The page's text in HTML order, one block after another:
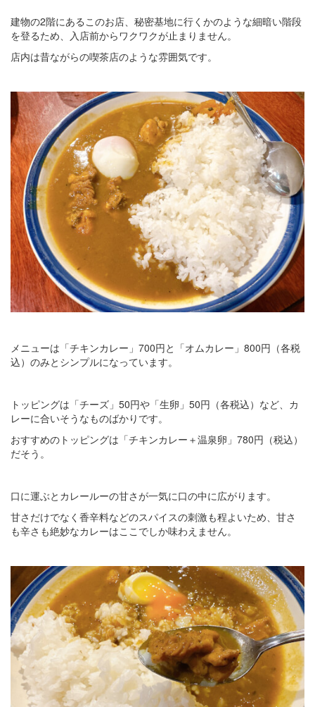
建物の2階にあるこのお店、秘密基地に行くかのような細暗い階段
を登るため、入店前からワクワクが止まりません。
店内は昔ながらの喫茶店のような雰囲気です。
メニューは「チキンカレー」700円と「オムカレー」800円（各税
込）のみとシンプルになっています。
トッピングは「チーズ」50円や「生卵」50円（各税込）など、カ
レーに合いそうなものばかりです。
おすすめのトッピングは「チキンカレー＋温泉卵」780円（税込）
だそう。
口に運ぶとカレールーの甘さが一気に口の中に広がります。
甘さだけでなく香辛料などのスパイスの刺激も程よいため、甘さ
も辛さも絶妙なカレーはここでしか味わえません。